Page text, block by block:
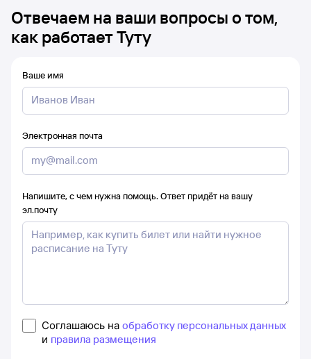
Отвечаем на ваши вопросы о том,
как работает Туту
Ваше имя
Электронная почта
Напишите, с чем нужна помощь. Ответ придёт на вашу
эл.почту
Соглашаюсь на обработку персональных данных
и правила размещения